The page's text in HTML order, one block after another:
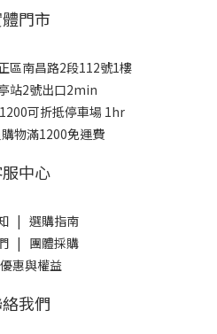
門市
區南昌路2段112號1樓
站2號出口2min
可折抵停車場 1hr
物滿1200免運費
中心
| 選購指南
| 團體採購
惠與權益
我們